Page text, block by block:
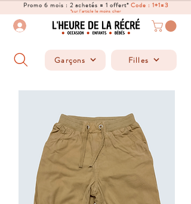
Promo 6 mois : 2 achetés = 1 offert*Code : 1+1=3
*sur l'article le moins cher
Garçons Filles